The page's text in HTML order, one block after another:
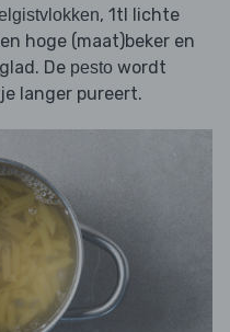
, 1tl lichte
hoge (maat)beker en
De pesto wordt
langer pureert.